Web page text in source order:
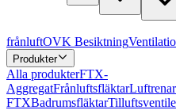
frånluftOVK Besiktning
Produkter
Alla produkterFTX-
AggregatFrånluftsfläktar
FTXBadrumsfläktar